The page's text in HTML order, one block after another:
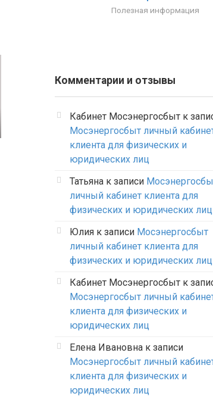
Полезная информация
Комментарии и отзывы
Кабинет Мосэнергосбыт к
Мосэнергосбыт личный
клиента для физических и
юридических лиц
Татьяна к записи
личный кабинет клиента для
физических и юридических лиц
Юлия к записи Мосэнергосбыт
личный кабинет клиента для
физических и юридических лиц
Кабинет Мосэнергосбыт к
Мосэнергосбыт личный
клиента для физических и
юридических лиц
Елена Ивановна к записи
Мосэнергосбыт личный
клиента для физических и
юридических лиц